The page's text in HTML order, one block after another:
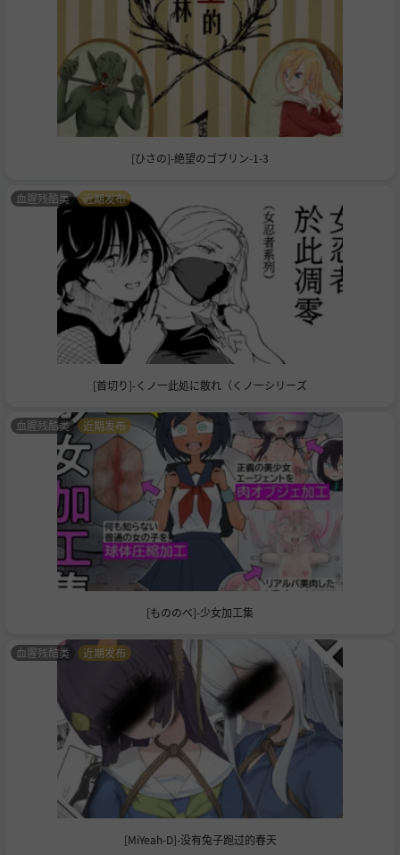
[ひさの]-絶望のゴブリン-1-3
[首切り]-くノ一此処に散れ（くノ一シリーズ
血腥残酷类 近期发布
[もののべ]-少女加工集
血腥残酷类 近期发布
[MiYeah-D]-没有兔子跑过的春天
血腥残酷类 近期发布